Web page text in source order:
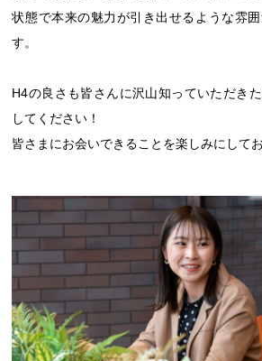
状態で本来の魅力が引き出せるような雰
す。
H4の良さも皆さんに沢山知っていただき
してください！
皆さまにお会いできることを楽しみにして